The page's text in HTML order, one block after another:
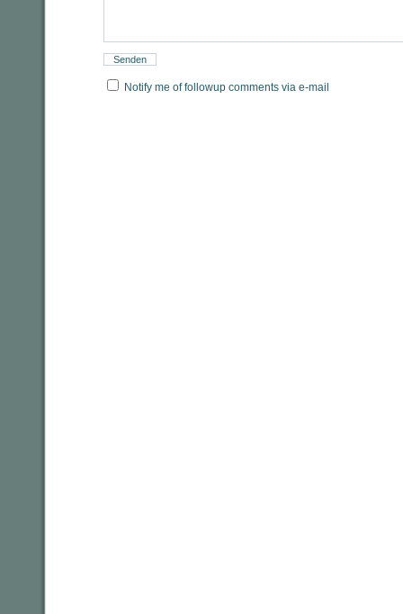
Notify me of followup comments via e-mail